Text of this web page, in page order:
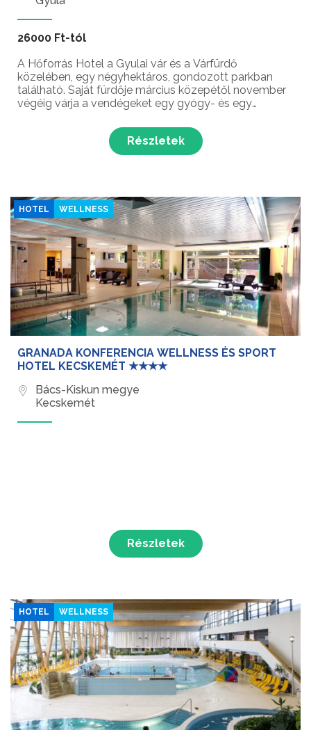
26000 Ft-tól
A Hőforrás Hotel a Gyulai vár és a Várfürdő
közelében, egy négyhektáros, gondozott parkban
található. Saját fürdője március közepétől november
végéig várja a vendégeket egy gyógy- és egy
úszásra alkalmas strandmedence és a
gyermekmedence is használható....
Részletek
HOTEL WELLNESS
GRANADA KONFERENCIA WELLNESS ÉS SPORT
HOTEL KECSKEMÉT ★★★★
Bács-Kiskun megye
Kecskemét
Részletek
HOTEL WELLNESS